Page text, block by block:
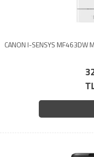
CANON I-SENSYS MF463DW